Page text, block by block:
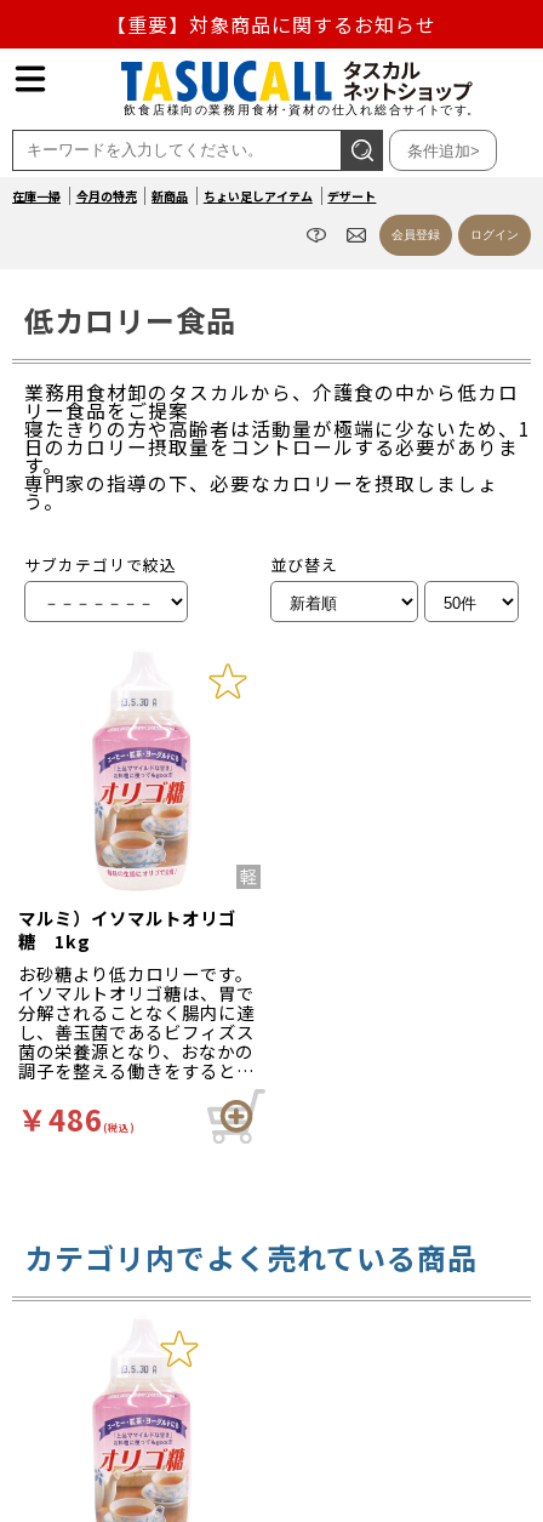
【重要】対象商品に関するお知らせ
【重要】熊本地震の影響による商品出荷停止のお知らせ
熊本県熊本地方を震源とする地震の影響によるお荷物のお
届け遅延について
条件追加>
在庫一掃 今月の特売 新商品 ちょい足しアイテム デザート
会員登録 ログイン
低カロリー食品
業務用食材卸のタスカルから、介護食の中から低カロ
リー食品をご提案
寝たきりの方や高齢者は活動量が極端に少ないため、1
日のカロリー摂取量をコントロールする必要がありま
す。
専門家の指導の下、必要なカロリーを摂取しましょ
う。
サブカテゴリで絞込 並び替え
マルミ）イソマルトオリゴ
糖 1kg
お砂糖より低カロリーです。
イソマルトオリゴ糖は、胃で
分解されることなく腸内に達
し、善玉菌であるビフィズス
菌の栄養源となり、おなかの
調子を整える働きをするとい
われています。ヨーグルトと
の相性はバツグン。お砂糖の
代わりとして、バラエティー
に富んだ料理（パン、パス
￥486(税込)
カテゴリ内でよく売れている商品